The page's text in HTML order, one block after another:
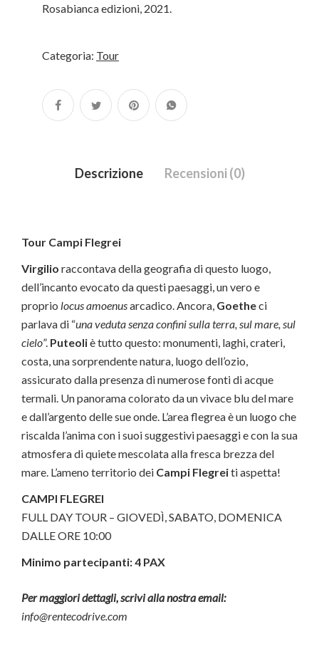
Rosabianca edizioni, 2021.
Categoria: Tour
Descrizione Recensioni (0)
Tour Campi Flegrei
Virgilio raccontava della geografia di questo luogo,
dell’incanto evocato da questi paesaggi, un vero e
proprio locus amoenusarcadico. Ancora, Goetheci
parlava di “una veduta senza confini sulla terra, sul mare, sul
cielo”. Puteoliè tutto questo: monumenti, laghi, crateri,
costa, una sorprendente natura, luogo dell’ozio,
assicurato dalla presenza di numerose fonti di acque
termali. Un panorama colorato da un vivace blu del mare
e dall’argento delle sue onde. L’area flegrea è un luogo che
riscalda l’anima con i suoi suggestivi paesaggi e con la sua
atmosfera di quiete mescolata alla fresca brezza del
mare. L’ameno territorio dei Campi Flegreiti aspetta!
CAMPI FLEGREI
FULL DAY TOUR – GIOVEDÌ, SABATO, DOMENICA
DALLE ORE 10:00
Minimo partecipanti: 4 PAX
Per maggiori dettagli, scrivi alla nostra email:
info@rentecodrive.com